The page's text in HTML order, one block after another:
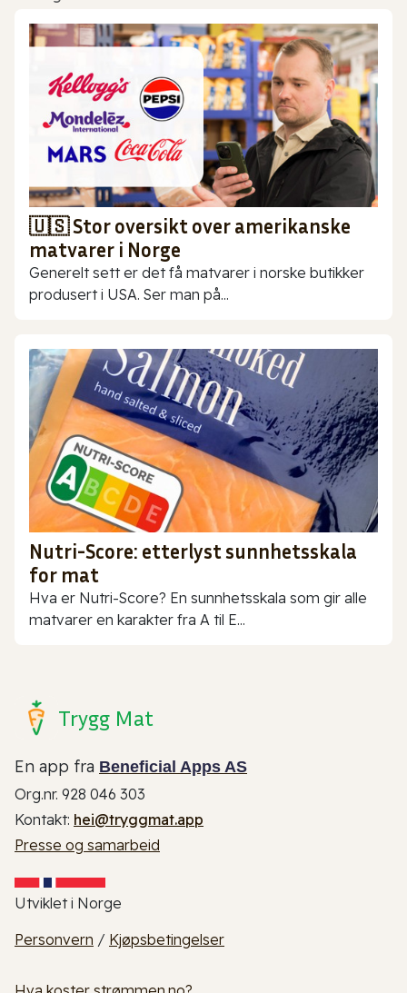
🇺🇸 Stor oversikt over amerikanske
matvarer i Norge
Generelt sett er det få matvarer i norske butikker
produsert i USA. Ser man på...
Nutri-Score: etterlyst sunnhetsskala
for mat
Hva er Nutri-Score? En sunnhetsskala som gir alle
matvarer en karakter fra A til E...
Trygg Mat
En app fra Beneficial Apps AS
Org.nr. 928 046 303
Kontakt: hei@tryggmat.app
Presse og samarbeid
Utviklet i Norge
Personvern / Kjøpsbetingelser